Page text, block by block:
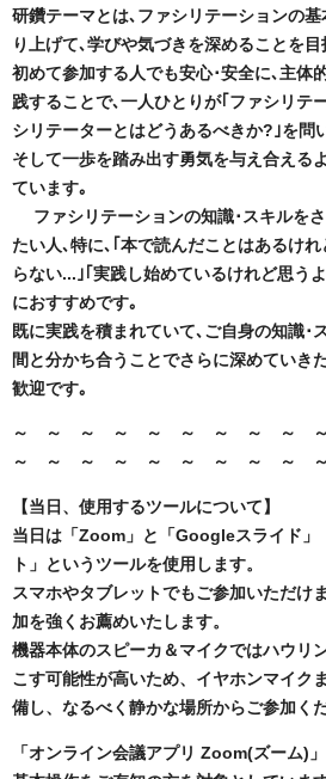
研鑽テーマとは､ファシリテーションの
り上げて､学びや気づきを深めることを目
初めて参加する人でも安心･安全に､主体
践することで､一人ひとりが｢ファシリテ
シリテーターとはどうあるべきか?｣を問
そして一歩を踏み出す勇気を与え合える
ています｡
ファシリテーションの知識･スキルを
たい人､特に､｢本で読んだことはあるけ
らない...｣ ｢実践し始めているけれど思う
におすすめです｡
既に実践を積まれていて､ご自身の知識･
間と分かち合うことでさらに深めていき
歓迎です｡
～ ～ ～ ～ ～ ～ ～ ～ ～
～
～ ～ ～ ～ ～ ～ ～ ～ ～
【当日、使用するツールについて】
当日は「Zoom」と「Googleスライド
ト」というツールを使用します。
スマホやタブレットでもご参加いただけ
加を強くお薦めいたします。
機器本体のスピーカ＆マイクではハウリ
こす可能性が高いため、イヤホンマイク
備し、なるべく静かな場所からご参加くだ
「オンライン会議アプリ Zoom(ズーム)」